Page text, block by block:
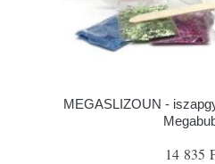
MEGASLIZOUN -
14 835